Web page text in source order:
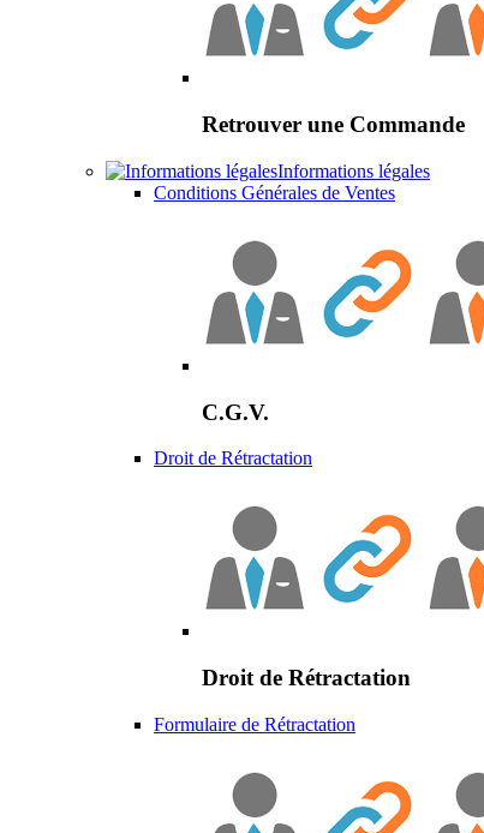
Retrouver une Commande
Informations légales
Conditions Générales de Ventes
C.G.V.
Droit de Rétractation
Droit de Rétractation
Formulaire de Rétractation